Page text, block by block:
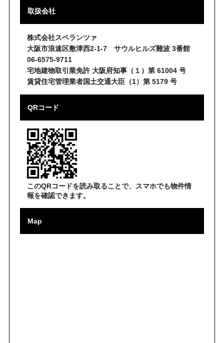
取扱会社
株式会社スペランツァ
大阪市浪速区敷津西2-1-7 サウルヒルズ難波 3番館
06-6575-9711
宅地建物取引業免許 大阪府知事（１）第 61004 号
賃貸住宅管理業者国土交通大臣（1）第 5179 号
QRコード
このQRコードを読み取ることで、スマホでも物件情
報を確認できます。
Map